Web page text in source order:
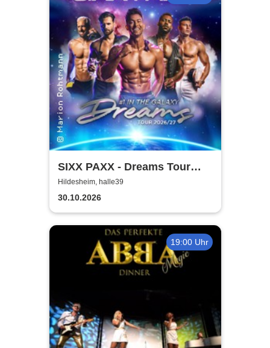
SIXX PAXX - Dreams Tour
2026/27
Hildesheim, halle39
30.10.2026
19:00 Uhr